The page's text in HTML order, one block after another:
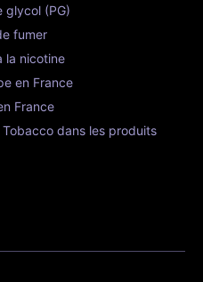
glycol (PG)
fumer
la nicotine
en France
France
dans les produits